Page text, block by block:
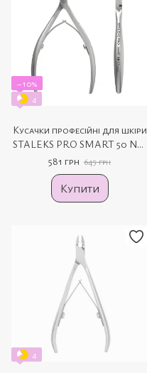
−10%
4
Кусачки професійні для шкіри
STALEKS PRO SMART 50 NS-
50-7
581 грн 645 грн
Купити
4